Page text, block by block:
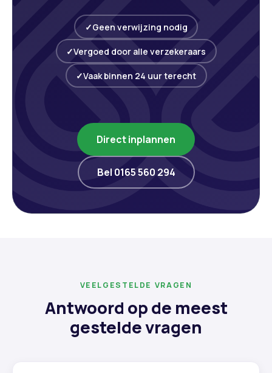
Geen verwijzing nodig
Vergoed door alle verzekeraars
Vaak binnen 24 uur terecht
Direct inplannen
Bel 0165 560 294
VEELGESTELDE VRAGEN
Antwoord op de meest
gestelde vragen